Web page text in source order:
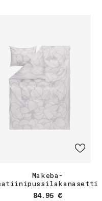
Makeba-
Normaalihinta
84.95 €